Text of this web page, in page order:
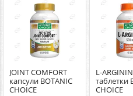
JOINT COMFORT
капсули BOTANIC
CHOICE
L-
таблетки
CHOICE